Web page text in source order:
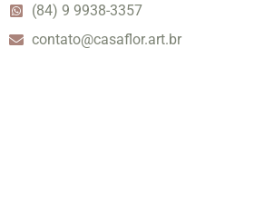
(84) 9 9938-3357
contato@casaflor.art.br